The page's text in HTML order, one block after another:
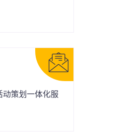
策划一体化服